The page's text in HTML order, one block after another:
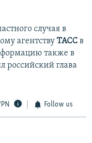
случая в
агентству ТАСС в
также в
российский глава
Follow us